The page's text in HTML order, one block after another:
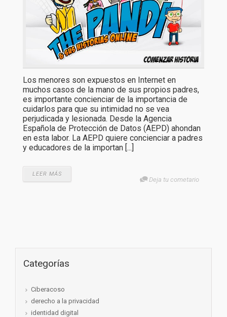
Los menores son expuestos en Internet en
muchos casos de la mano de sus propios padres,
es importante concienciar de la importancia de
cuidarlos para que su intimidad no se vea
perjudicada y lesionada. Desde la Agencia
Española de Protección de Datos (AEPD) ahondan
en esta labor. La AEPD quiere concienciar a padres
y educadores de la importan [...]
LEER MÁS
Deja tu cometario
Categorías
Ciberacoso
derecho a la privacidad
identidad digital